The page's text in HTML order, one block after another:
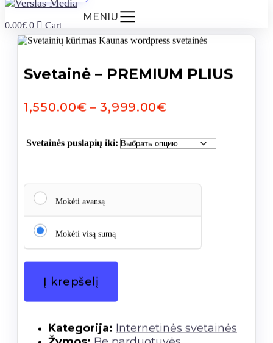
MENIU
0.00€ 0 Cart
Svetainė – PREMIUM PLIUS
1,550.00€ – 3,999.00€Диапазон
1,550.00€
–
Svetainės puslapių iki:
Mokėti avansą
Mokėti visą sumą
kiekis:
Svetainė
–
PLIUS
Į krepšelį
Kategorija: Internetinės svetainės